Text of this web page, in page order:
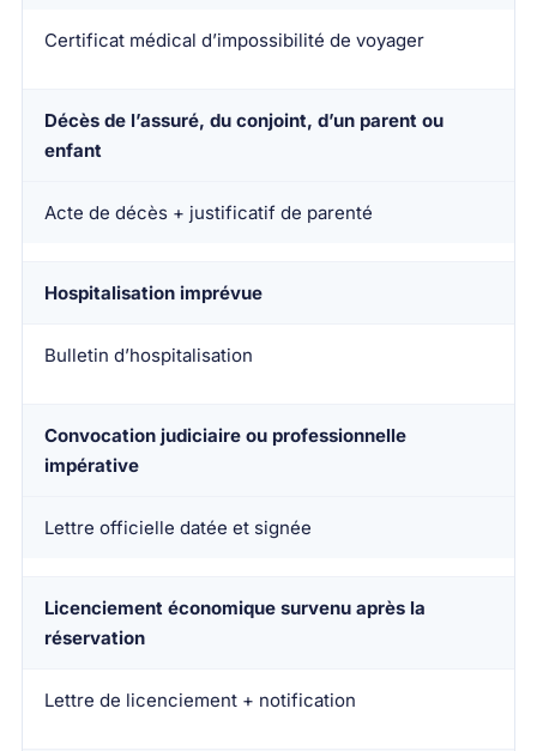
Certificat médical d’impossibilité de voyager
Décès de l’assuré, du conjoint, d’un parent ou
enfant
Acte de décès + justificatif de parenté
Hospitalisation imprévue
Bulletin d’hospitalisation
Convocation judiciaire ou professionnelle
impérative
Lettre officielle datée et signée
Licenciement économique survenu après la
réservation
Lettre de licenciement + notification